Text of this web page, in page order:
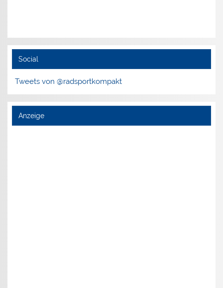
Social
Tweets von @radsportkompakt
Anzeige